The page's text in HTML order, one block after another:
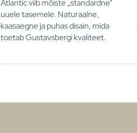
Atlantic viib mõiste „standardne“
uuele tasemele. Naturaalne,
kaasaegne ja puhas disain, mida
toetab Gustavsbergi kvaliteet.